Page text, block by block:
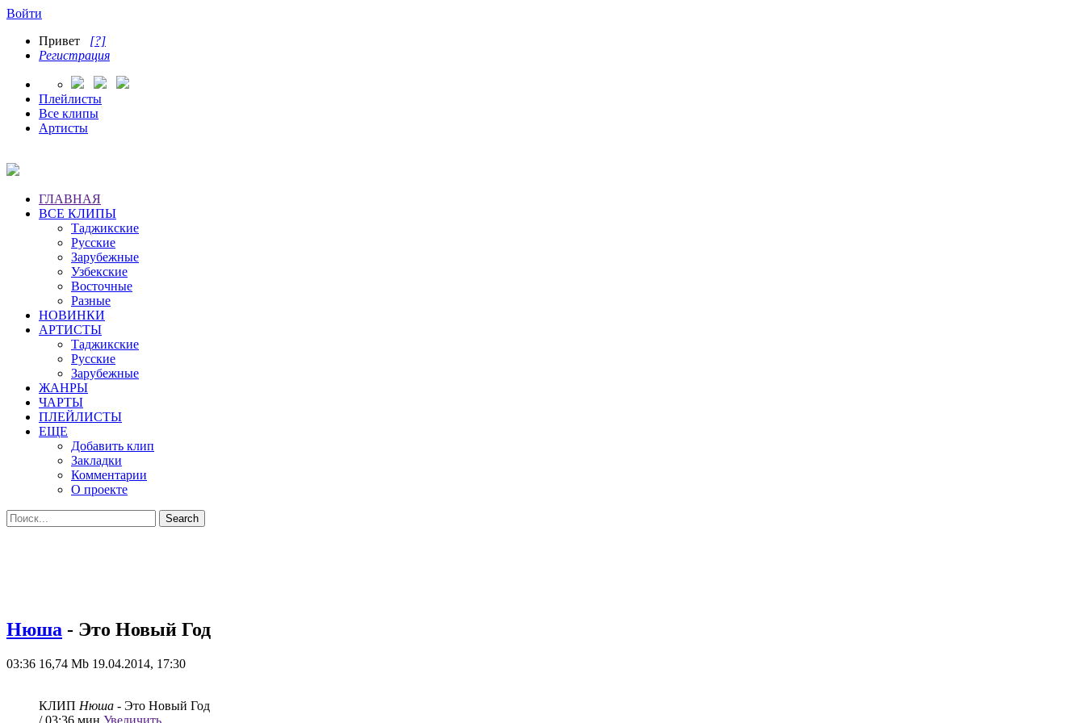
Войти
Привет [?]
Регистрация
Плейлисты
Все клипы
Артисты
ГЛАВНАЯ
ВСЕ КЛИПЫ
Таджикские
Русские
Зарубежные
Узбекские
Восточные
Разные
НОВИНКИ
АРТИСТЫ
Таджикские
Русские
Зарубежные
ЖАНРЫ
ЧАРТЫ
ПЛЕЙЛИСТЫ
ЕЩЕ
Добавить клип
Закладки
Комментарии
О проекте
Нюша - Это Новый Год
03:36 16,74 Mb 19.04.2014, 17:30
КЛИП Нюша - Это Новый Год
/ 03:36 мин Увеличить